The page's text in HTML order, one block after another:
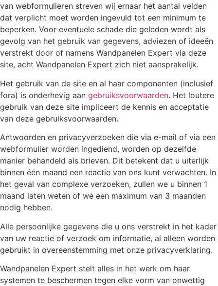
van webformulieren streven wij ernaar het aantal velden
dat verplicht moet worden ingevuld tot een minimum te
beperken. Voor eventuele schade die geleden wordt als
gevolg van het gebruik van gegevens, adviezen of ideeën
verstrekt door of namens Wandpanelen Expert via deze
site, acht Wandpanelen Expert zich niet aansprakelijk.
Het gebruik van de site en al haar componenten (inclusief
fora) is onderhevig aan gebruiksvoorwaarden. Het loutere
gebruik van deze site impliceert de kennis en acceptatie
van deze gebruiksvoorwaarden.
Antwoorden en privacyverzoeken die via e-mail of via een
webformulier worden ingediend, worden op dezelfde
manier behandeld als brieven. Dit betekent dat u uiterlijk
binnen één maand een reactie van ons kunt verwachten. In
het geval van complexe verzoeken, zullen we u binnen 1
maand laten weten of we een maximum van 3 maanden
nodig hebben.
Alle persoonlijke gegevens die u ons verstrekt in het kader
van uw reactie of verzoek om informatie, al alleen worden
gebruikt in overeenstemming met onze privacyverklaring.
Wandpanelen Expert stelt alles in het werk om haar
systemen te beschermen tegen elke vorm van onwettig